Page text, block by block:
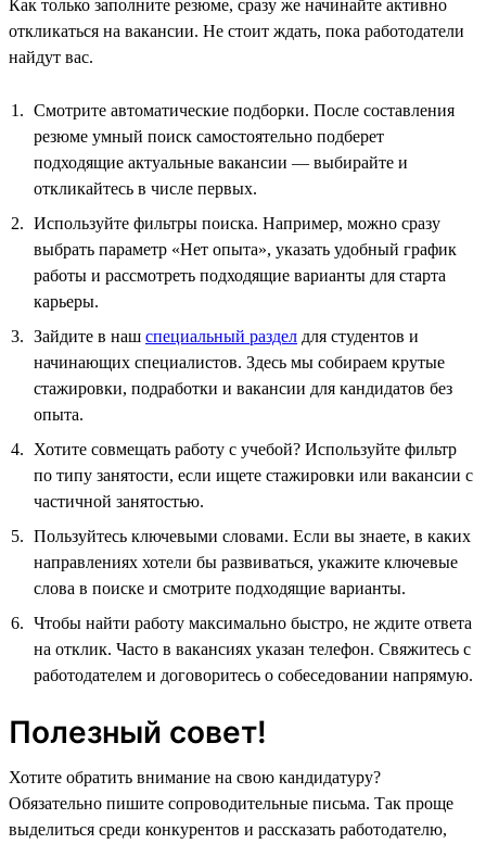
Как только заполните резюме, сразу же начинайте активно
откликаться на вакансии. Не стоит ждать, пока работодатели
найдут вас.
Смотрите автоматические подборки. После составления
резюме умный поиск самостоятельно подберет
подходящие актуальные вакансии — выбирайте и
откликайтесь в числе первых.
Используйте фильтры поиска. Например, можно сразу
выбрать параметр «Нет опыта», указать удобный график
работы и рассмотреть подходящие варианты для старта
карьеры.
Зайдите в наш специальный раздел для студентов и
начинающих специалистов. Здесь мы собираем крутые
стажировки, подработки и вакансии для кандидатов без
опыта.
Хотите совмещать работу с учебой? Используйте фильтр
по типу занятости, если ищете стажировки или вакансии с
частичной занятостью.
Пользуйтесь ключевыми словами. Если вы знаете, в каких
направлениях хотели бы развиваться, укажите ключевые
слова в поиске и смотрите подходящие варианты.
Чтобы найти работу максимально быстро, не ждите ответа
на отклик. Часто в вакансиях указан телефон. Свяжитесь с
работодателем и договоритесь о собеседовании напрямую.
Полезный совет!
Хотите обратить внимание на свою кандидатуру?
Обязательно пишите сопроводительные письма. Так проще
выделиться среди конкурентов и рассказать работодателю,